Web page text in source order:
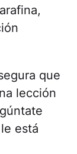
que
lección
está